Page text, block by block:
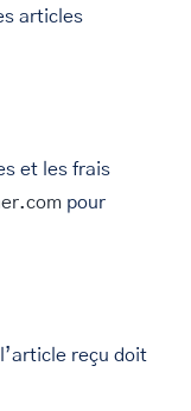
articles
et les frais
pour
reçu doit